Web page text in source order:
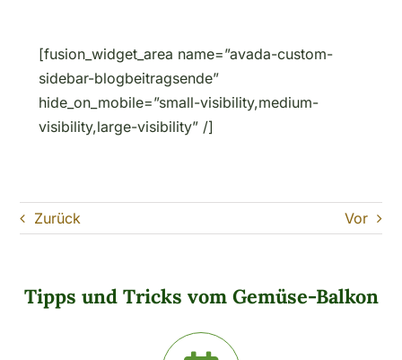
[fusion_widget_area name=”avada-custom-
sidebar-blogbeitragsende”
hide_on_mobile=”small-visibility,medium-
visibility,large-visibility” /]
Zurück Vor
Tipps und Tricks vom Gemüse-Balkon